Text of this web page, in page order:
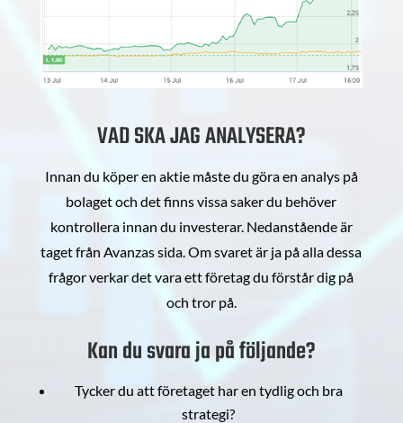
VAD SKA JAG ANALYSERA?
Innan du köper en aktie måste du göra en analys på
bolaget och det finns vissa saker du behöver
kontrollera innan du investerar. Nedanstående är
taget från Avanzas sida. Om svaret är ja på alla dessa
frågor verkar det vara ett företag du förstår dig på
och tror på.
Kan du svara ja på följande?
Tycker du att företaget har en tydlig och bra
strategi?